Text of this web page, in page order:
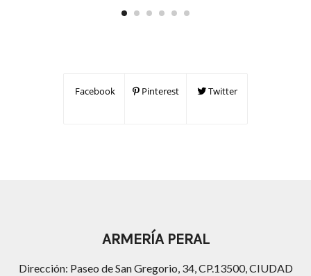
Facebook Pinterest Twitter
ARMERÍA PERAL
Dirección: Paseo de San Gregorio, 34, CP.13500, CIUDAD